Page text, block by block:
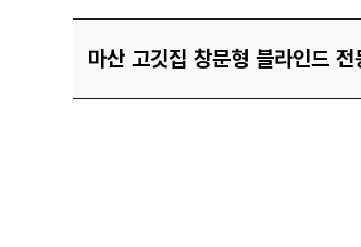
마산 고깃집 창문형 블라인드